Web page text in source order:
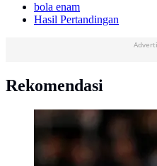
bola enam
Hasil Pertandingan
Rekomendasi